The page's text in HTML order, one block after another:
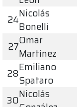
24Nicolás
Bonelli
27Omar
Martínez
28Emiliano
Spataro
30Nicolás